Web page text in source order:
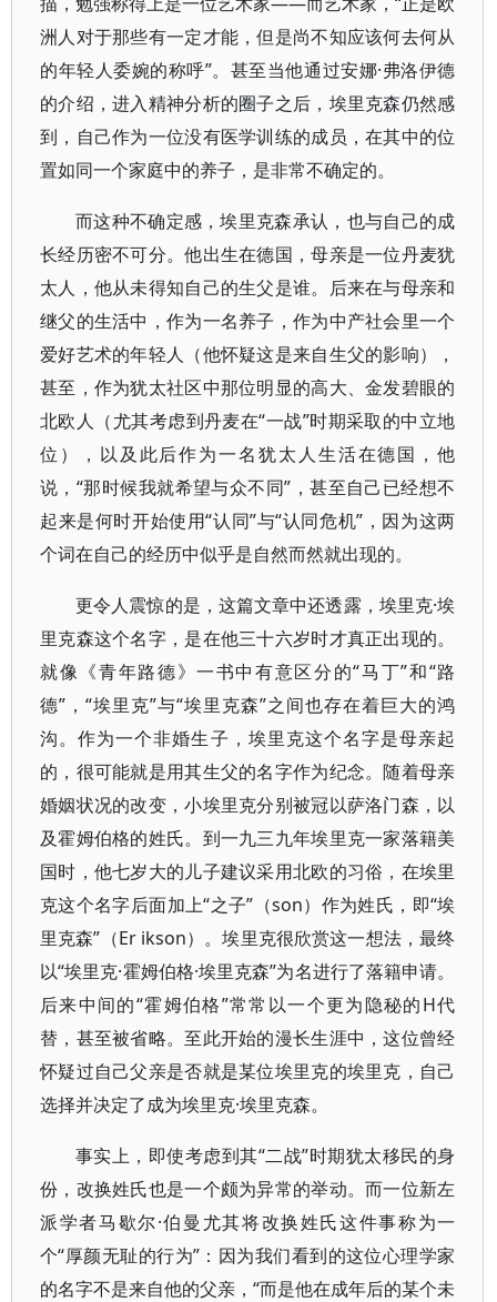
洲人对于那些有一定才能，但是尚不知应该何去何从
的年轻人委婉的称呼”。甚至当他通过安娜·弗洛伊德
的介绍，进入精神分析的圈子之后，埃里克森仍然感
到，自己作为一位没有医学训练的成员，在其中的位
置如同一个家庭中的养子，是非常不确定的。
而这种不确定感，埃里克森承认，也与自己的成
长经历密不可分。他出生在德国，母亲是一位丹麦犹
太人，他从未得知自己的生父是谁。后来在与母亲和
继父的生活中，作为一名养子，作为中产社会里一个
爱好艺术的年轻人（他怀疑这是来自生父的影响），
甚至，作为犹太社区中那位明显的高大、金发碧眼的
北欧人（尤其考虑到丹麦在“一战”时期采取的中立地
位），以及此后作为一名犹太人生活在德国，他
说，“那时候我就希望与众不同”，甚至自己已经想不
起来是何时开始使用“认同”与“认同危机”，因为这两
个词在自己的经历中似乎是自然而然就出现的。
更令人震惊的是，这篇文章中还透露，埃里克·埃
里克森这个名字，是在他三十六岁时才真正出现的。
就像《青年路德》一书中有意区分的“马丁”和“路
德”，“埃里克”与“埃里克森”之间也存在着巨大的鸿
沟。作为一个非婚生子，埃里克这个名字是母亲起
的，很可能就是用其生父的名字作为纪念。随着母亲
婚姻状况的改变，小埃里克分别被冠以萨洛门森，以
及霍姆伯格的姓氏。到一九三九年埃里克一家落籍美
国时，他七岁大的儿子建议采用北欧的习俗，在埃里
克这个名字后面加上“之子”（son）作为姓氏，即“埃
里克森”（Er ikson）。埃里克很欣赏这一想法，最终
以“埃里克·霍姆伯格·埃里克森”为名进行了落籍申请。
后来中间的“霍姆伯格”常常以一个更为隐秘的H代
替，甚至被省略。至此开始的漫长生涯中，这位曾经
怀疑过自己父亲是否就是某位埃里克的埃里克，自己
选择并决定了成为埃里克·埃里克森。
事实上，即使考虑到其“二战”时期犹太移民的身
份，改换姓氏也是一个颇为异常的举动。而一位新左
派学者马歇尔·伯曼尤其将改换姓氏这件事称为一
个“厚颜无耻的行为”：因为我们看到的这位心理学家
的名字不是来自他的父亲，“而是他在成年后的某个未